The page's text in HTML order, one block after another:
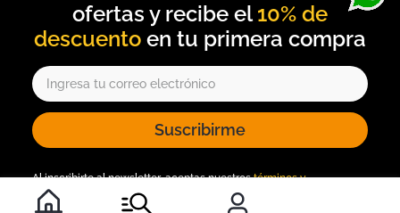
10% de
descuento
Suscribirme
Al inscribirte al newsletter, aceptas nuestrostérminos y
condiciones
, y nuestra política de tratamiento de información